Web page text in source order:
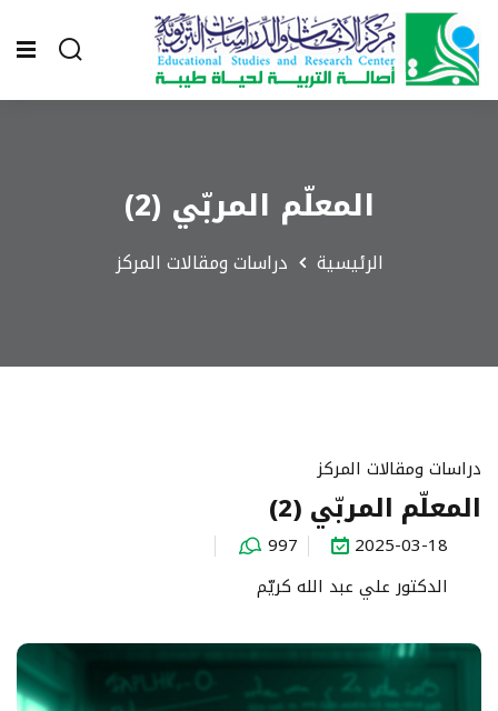
المعلّم المربّي (2)
الرئيسية دراسات ومقالات المركز
دراسات ومقالات المركز
المعلّم المربّي (2)
2025-03-18
997
الدكتور علي عبد الله كريّم